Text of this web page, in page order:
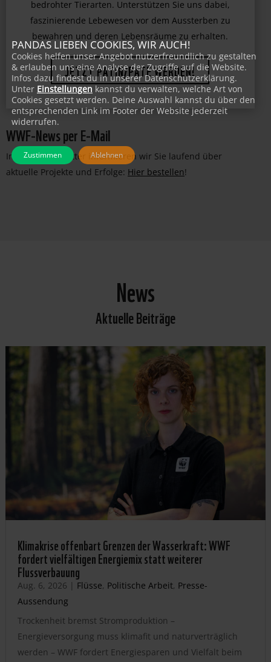
Leisten Sie einen wichtigen Beitrag zum Schutz
bedrohter Tierarten. Unterstützen Sie uns dabei,
faszinierende Lebewesen vor dem Aussterben zu
bewahren und deren Lebensräume zu erhalten.
JETZT PATIN/PATE WERDEN!
WWF-News per E-Mail
Im WWF-Newsletter informieren wir Sie laufend über
aktuelle Projekte und Erfolge: Hier bestellen!
News
Aktuelle Beiträge
Klimakrise offenbart Grenzen der Wasserkraft: WWF
fordert vielfältigen Energiemix statt weiterer
Flussverbauung
Aug. 6, 2026 | Flüsse, Politische Arbeit, Presse-
Aussendung
Trockenheit bremst Stromproduktion –
Energieversorgung muss klimafit und naturverträglich
werden – WWF fordert Energiesparen und Vielfalt beim
PANDAS LIEBEN COOKIES, WIR AUCH!
Cookies helfen unser Angebot nutzerfreundlich zu gestalten
& erlauben uns eine Analyse der Zugriffe auf die Website.
Infos dazu findest du in unserer Datenschutzerklärung.
Unter Einstellungen kannst du verwalten, welche Art von
Cookies gesetzt werden. Deine Auswahl kannst du über den
entsprechenden Link im Footer der Website jederzeit
widerrufen.
Zustimmen Ablehnen